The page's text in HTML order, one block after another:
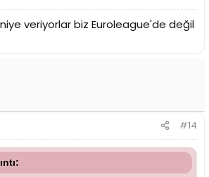
niye veriyorlar biz Euroleague'de değil
#14